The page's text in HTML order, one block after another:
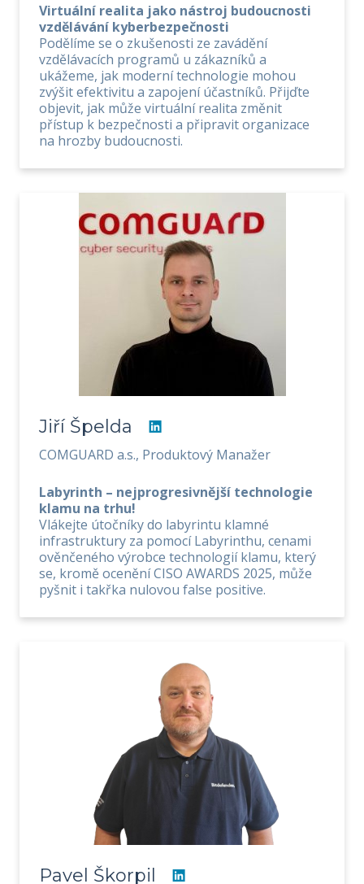
Virtuální realita jako nástroj budoucnosti
vzdělávání kyberbezpečnosti
Podělíme se o zkušenosti ze zavádění
vzdělávacích programů u zákazníků a
ukážeme, jak moderní technologie mohou
zvýšit efektivitu a zapojení účastníků. Přijďte
objevit, jak může virtuální realita změnit
přístup k bezpečnosti a připravit organizace
na hrozby budoucnosti.
Jiří Špelda
COMGUARD a.s., Produktový Manažer
Labyrinth – nejprogresivnější technologie
klamu na trhu!
Vlákejte útočníky do labyrintu klamné
infrastruktury za pomocí Labyrinthu, cenami
ověnčeného výrobce technologií klamu, který
se, kromě ocenění CISO AWARDS 2025, může
pyšnit i takřka nulovou false positive.
Pavel Škorpil